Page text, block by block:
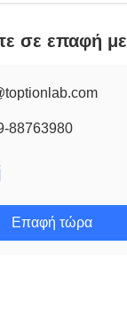
σε επαφή με
88763980
Επαφή τώρα